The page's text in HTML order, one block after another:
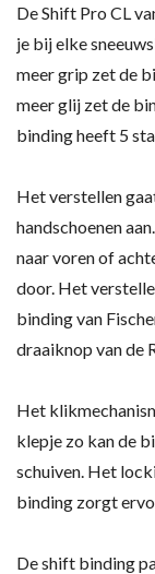
De Shift Pro CL
je bij elke
meer grip zet de
meer glij zet de
binding heeft 5
Het verstellen
handschoenen
naar voren of
door. Het
binding van
draaiknop van de
Het
klepje zo kan de
schuiven. Het
binding zorgt
De shift binding